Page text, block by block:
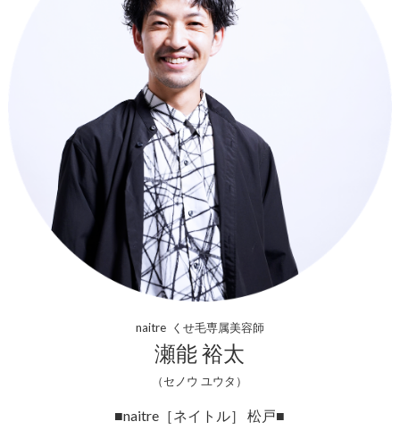
naitre くせ毛専属美容師
瀬能 裕太
（セノウ ユウタ）
■naitre［ネイトル］ 松戸■